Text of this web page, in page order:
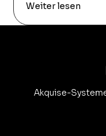
Weiter lesen
Akquise-